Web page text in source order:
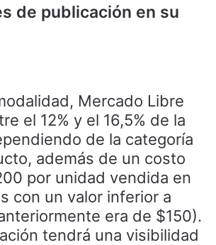
de publicación en su
Mercado Libre
el 12% y el 16,5% de la
de la categoría
además de un costo
por unidad vendida en
con un valor inferior a
era de $150).
tendrá una visibilidad